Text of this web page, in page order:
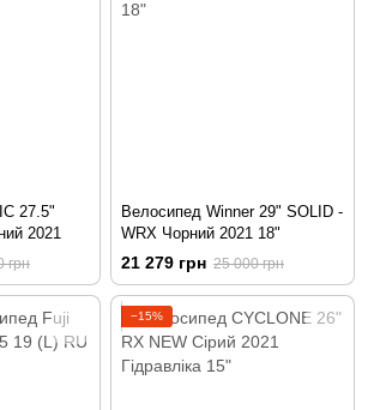
27.5"
2021
грн
Велосипед Winner 29" SOLID -
WRX Чорний 2021 18"
21 279 грн 25 000 грн
−15%